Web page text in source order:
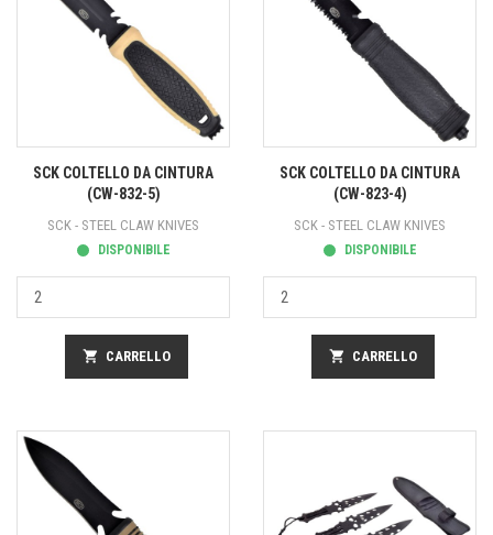
SCK COLTELLO DA CINTURA
(CW-832-5)
SCK - STEEL CLAW KNIVES
DISPONIBILE
shopping_cart CARRELLO
SCK COLTELLO DA CINTURA
(CW-823-4)
SCK - STEEL CLAW KNIVES
DISPONIBILE
shopping_cart CARRELLO